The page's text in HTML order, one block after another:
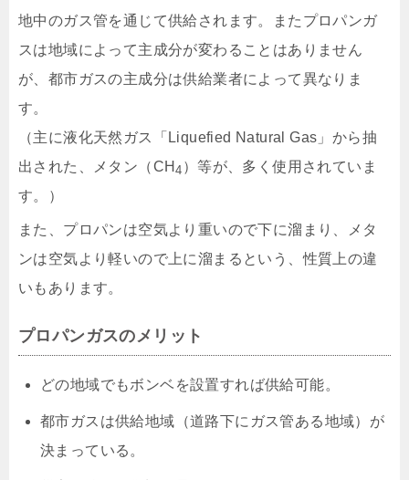
地中のガス管を通じて供給されます。またプロパンガ
スは地域によって主成分が変わることはありません
が、都市ガスの主成分は供給業者によって異なりま
す。
（主に液化天然ガス「Liquefied Natural Gas」から抽
出された、メタン（CH 4 ）等が、多く使用されていま
す。）
また、プロパンは空気より重いので下に溜まり、メタ
ンは空気より軽いので上に溜まるという、性質上の違
いもあります。
プロパンガスのメリット
どの地域でもボンベを設置すれば供給可能。
都市ガスは供給地域（道路下にガス管ある地域）が
決まっている。